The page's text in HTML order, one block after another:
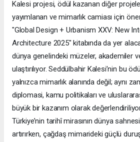
Kalesi projesi, ödül kazanan diğer
yayımlanan ve mimarlık camiası için
"Global Design + Urbanism XXV: New
Architecture 2025" kitabında da yer
dünya genelindeki müzeler, akademiler
ulaştırılıyor. Seddülbahir Kalesi’nin bu
yalnızca mimarlık alanında değil; aynı
diplomasi, kamu politikaları ve
büyük bir kazanım olarak
Türkiye’nin tarihî mirasının dünya
artırırken, çağdaş mimarideki güçlü